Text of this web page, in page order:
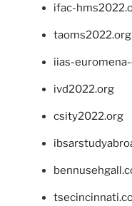
ifac-
taoms2022.org
iias-
ivd2022.org
csity2022.org